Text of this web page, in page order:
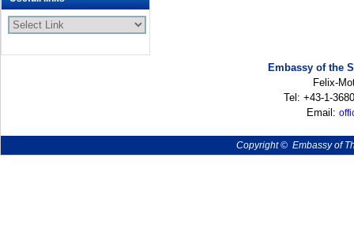
Embassy of the
Felix-
Tel: +43-1-
Email:
Copyright © Embassy of